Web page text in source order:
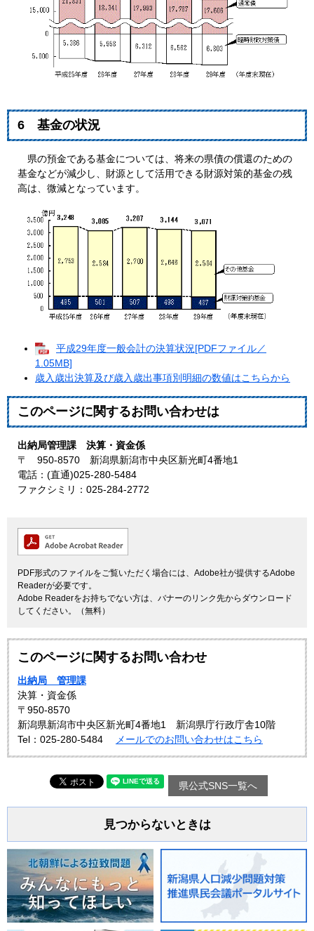
6 基金の状況
県の預金である基金については、将来の県債の償還のための
基金などが減少し、財源として活用できる財源対策的基金の残
高は、微減となっています。
平成29年度一般会計の決算状況[PDFファイル／
1.05MB]
歳入歳出決算及び歳入歳出事項別明細の数値はこちらから
このページに関するお問い合わせは
出納局管理課 決算・資金係
〒 950-8570 新潟県新潟市中央区新光町4番地1
電話：(直通)025-280-5484
ファクシミリ：025-284-2772
PDF形式のファイルをご覧いただく場合には、Adobe社が提供するAdobe
Readerが必要です。
Adobe Readerをお持ちでない方は、バナーのリンク先からダウンロード
してください。（無料）
このページに関するお問い合わせ
出納局 管理課
決算・資金係
〒950-8570
新潟県新潟市中央区新光町4番地1 新潟県庁行政庁舎10階
Tel：025-280-5484
メールでのお問い合わせはこちら
県公式SNS一覧へ
見つからないときは